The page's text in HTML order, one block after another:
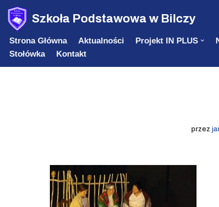
Przejdź
do
treści
Szkoła Podstawowa w Bilczy
Strona Główna Aktualności Projekt IN PLUS
Stołówka
Kontakt
przez